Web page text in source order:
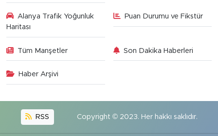
Alanya Trafik Yoğunluk
Haritası
Puan Durumu ve Fikstür
Tüm Manşetler Son Dakika Haberleri
Haber Arşivi
RSS Copyright © 2023. Her hakkı saklıdır.